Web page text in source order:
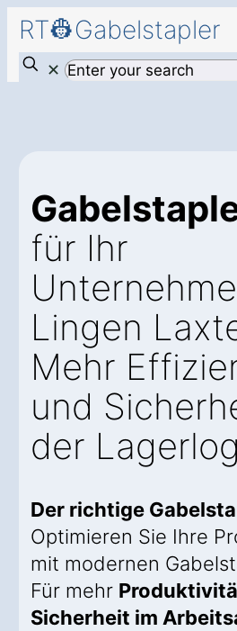
RT👷Gabelstapler
✕
für Ihr
Lingen
Mehr
und
der
Der richtige
Optimieren Sie Ihre
mit modernen
Für mehr
Sicherheit im